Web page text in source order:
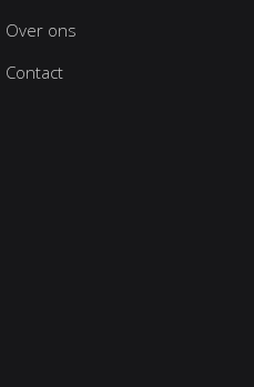
Over ons
Contact